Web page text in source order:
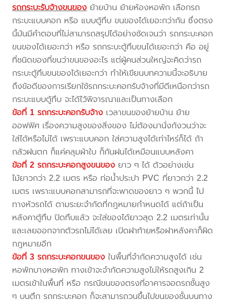
รถกระบะรับจ้างขนของ ย้ายบ้าน ย้ายห้องหอพัก เลือกรถ
กระบะแบบคอก หรือ แบบตู้ทึบ ขนของได้เยอะกว่ากัน ซึ่งตรง
นี้มันมีคำตอบที่ไม่สามารถสรุปได้อย่างชัดเจนว่า รถกระบะคอก
ขนของได้เยอะกว่า หรือ รถกระบะตู้ทึบขนได้เยอะกว่า คือ อยู่
ที่ชนิดของที่ขนว่าขนของอะไร แต่ผู้คนส่วนใหญ่จะคิดว่ารถ
กระบะตู้ทึบขนของได้เยอะกว่า ทำให้เขียนบทความนี้จะอธิบาย
ถึงข้อดีของการเรียกใช้รถกระบะคอกรับจ้างที่มีดีเหนือกว่ารถ
กระบะแบบตู้ทึบ จะได้ไว้พิจารณาและเป็นทางเลือก
ข้อที่ 1 รถกระบะคอกรับจ้าง เวลาขนของย้ายบ้าน ย้าย
ออฟฟิศ เรื่องความสูงของสิ่งของ ไม่ต้องมานั่งกังวนว่าจะ
ใส่ได้หรือไม่ได้ เพราะแบบคอก ใส่ความสูงได้เท่าไหร่ก็ได้ ถ้า
กลัวฝนตก ก็แค่คลุมผ้าใบ ก็กันฝนได้เหมือนแบบหลังคา
ข้อที่ 2 รถกระบะคอกสูงขนของ ยาว ๆ ได้ ตัวอย่างเช่น
ไม้ยาวกว่า 2.2 เมตร หรือ ท่อน้ำประปา PVC ที่ยาวกว่า 2.2
เมตร เพราะแบบคอกสามารถที่จะพาดของยาว ๆ พวกนี้ ไป
ทางหัวรถได้ ตามระยะจำกัดที่กฎหมายกำหนดได้ แต่ถ้าเป็น
หลังคาตู้ทึบ ปิดทึบแล้ว จะใส่ของได้ยาวสุด 2.2 เมตรเท่านั้น
และเลยออกจากตัวรถไม่ได้เลย เปิดฝาท้ายหรือฝาหลังคาก็ผิด
กฎหมายอีก
ข้อที่ 3 รถกระบะคอกขนของ ในพื้นที่จำกัดความสูงได้ เช่น
หอพักบางหอพัก ทางเข้าจะจำกัดความสูงไม่ให้รถสูงเกิน 2
เมตรเข้าในพื้นที่ หรือ กรณีขนของตรงที่อาคารจอดรถชั้นสูง
ๆ บนตึก รถกระบะคอก ก็จะสามารถวนขึ้นไปขนของชั้นบนทาง